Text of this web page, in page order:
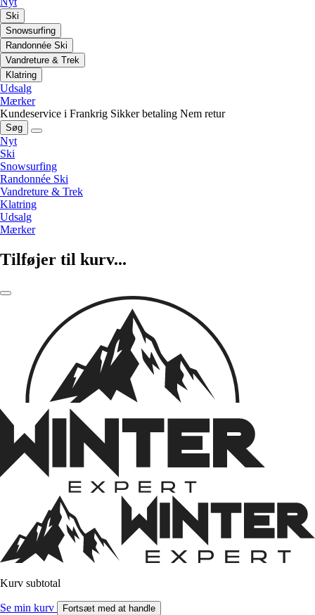
Ski
Snowsurfing
Randonnée Ski
Vandreture & Trek
Klatring
Udsalg
Mærker
Kundeservice i Frankrig Sikker betaling Nem retur
Søg
Nyt
Ski
Snowsurfing
Randonnée Ski
Vandreture & Trek
Klatring
Udsalg
Mærker
Tilføjer til kurv...
Kurv subtotal
Se min kurv Fortsæt med at handle